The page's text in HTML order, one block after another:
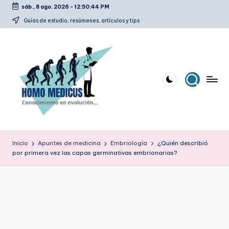
Saltar
sáb., 8 ago. 2026 - 12:50:45 PM
Guías de estudio, resúmenes, artículos y tips
o
m
estudio,
Inicio Apuntes de medicina Embriología
¿Quién describió
por primera vez las capas germinativas embrionarias?